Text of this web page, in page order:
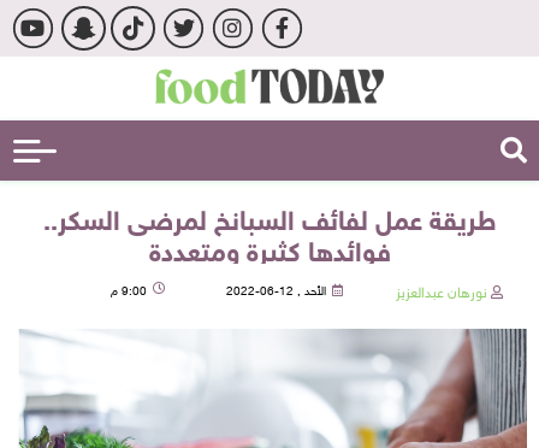
طريقة عمل لفائف السبانخ لمرضى السكر..
فوائدها كثيرة ومتعددة
نورهان عبدالعزيز الأحد , 12-06-2022 9:00 م